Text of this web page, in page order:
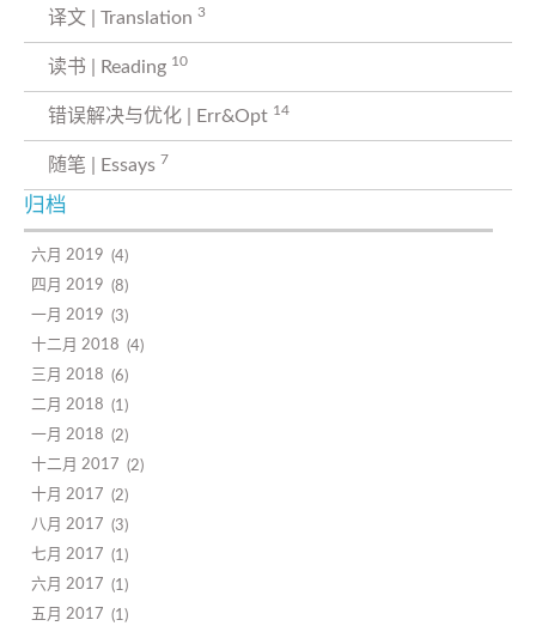
译文 | Translation 3
读书 | Reading 10
错误解决与优化 | Err&Opt 14
随笔 | Essays 7
归档
六月 2019 4
四月 2019 8
一月 2019 3
十二月 2018 4
三月 2018 6
二月 2018 1
一月 2018 2
十二月 2017 2
十月 2017 2
八月 2017 3
七月 2017 1
六月 2017 1
五月 2017 1